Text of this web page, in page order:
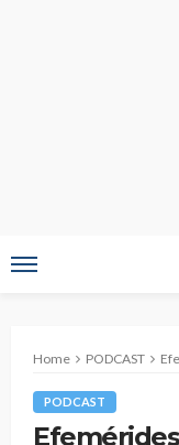
Home PODCAST
PODCAST